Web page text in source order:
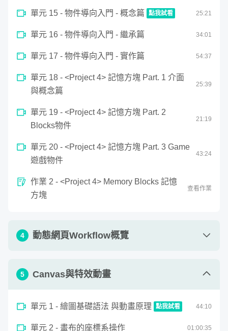
第二階段：從零開始入門JavaScript 程式
與動畫基礎到進階互動
沒有基礎怎麼辦呢？ 別擔心，這門課程有完整的JS入門教
學，帶著沒寫過程式的你逐步了解原理，而後帶入 jquery、
GSAP 等函式庫製作互動動畫與特效，讓我們在網頁上找
回一些 Flash 時代被遺棄的精神，做出有現代感、動的複雜
單元 15 - 物件導向入門 - 概念篇 點我試看 25:21
物件導向入門 - 概念篇
seconds
minutes,
seconds
單元 16 - 物件導向入門 - 繼承篇 34:01
單元 17 - 物件導向入門 - 實作篇 54:37
單元 18 - <Project 4> 記憶方塊 Part. 1 介面
與概念篇
25:39
單元 19 - <Project 4> 記憶方塊 Part. 2
Blocks物件
21:19
單元 20 - <Project 4> 記憶方塊 Part. 3 Game
遊戲物件
43:24
作業 2 - <Project 4> Memory Blocks 記憶
方塊
查看作業
4 動態網頁Workflow概覽
單元 1 - 動態網頁的形式與應用
單元 2 - 設計思考發想與繪製草稿 13:37
單元 3 - 網頁結構與內容UX規劃 45 :45
5 Canvas與特效動畫
單元 1 - 繪圖基礎語法 與動畫原理 點我試看 44:10
seconds單元 2 - 畫布的座標系操作 01:00:35